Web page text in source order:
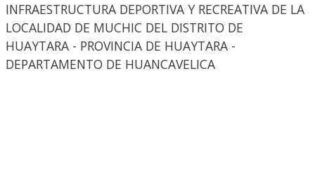
INFRAESTRUCTURA DEPORTIVA Y RECREATIVA DE LA
LOCALIDAD DE MUCHIC DEL DISTRITO DE
HUAYTARA - PROVINCIA DE HUAYTARA -
DEPARTAMENTO DE HUANCAVELICA